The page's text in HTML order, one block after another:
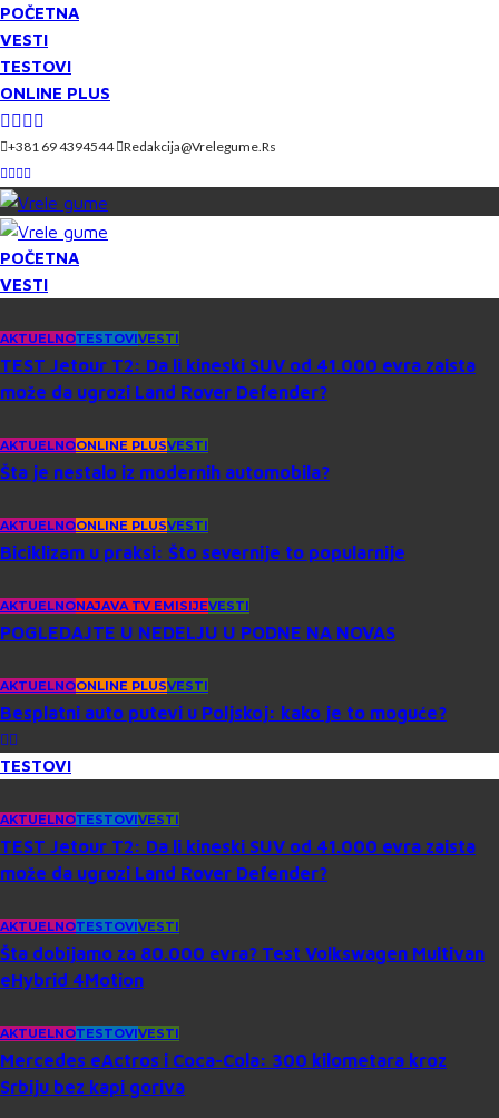
POČETNA
VESTI
TESTOVI
ONLINE PLUS
+381 69 4394544 Redakcija@vrelegume.rs
POČETNA
VESTI
AKTUELNOTESTOVIVESTI
TEST Jetour T2: Da li kineski SUV od 41.000 evra zaista
može da ugrozi Land Rover Defender?
AKTUELNOONLINE PLUSVESTI
Šta je nestalo iz modernih automobila?
AKTUELNOONLINE PLUSVESTI
Biciklizam u praksi: Što severnije to popularnije
AKTUELNONAJAVA TV EMISIJEVESTI
POGLEDAJTE U NEDELJU U PODNE NA NOVAS
AKTUELNOONLINE PLUSVESTI
Besplatni auto putevi u Poljskoj: kako je to moguće?
TESTOVI
AKTUELNOTESTOVIVESTI
TEST Jetour T2: Da li kineski SUV od 41.000 evra zaista
može da ugrozi Land Rover Defender?
AKTUELNOTESTOVIVESTI
Šta dobijamo za 80.000 evra? Test Volkswagen Multivan
eHybrid 4Motion
AKTUELNOTESTOVIVESTI
Mercedes eActros i Coca-Cola: 300 kilometara kroz
Srbiju bez kapi goriva